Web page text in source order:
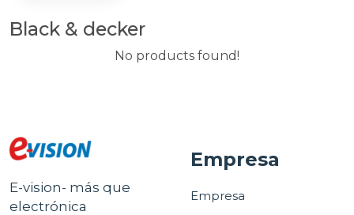
Black & decker
No products found!
E-vision- más que
electrónica
Empresa
Empresa